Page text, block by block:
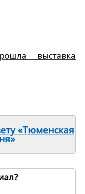
выставка
«Тюменская